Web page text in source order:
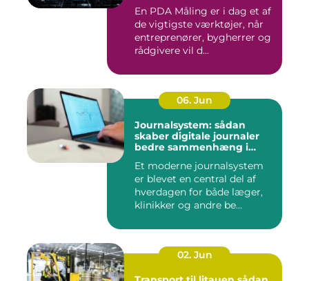
En PDA Måling er i dag et af
de vigtigste værktøjer, når
entreprenører, bygherrer og
rådgivere vil d...
06. Jun
Journalsystem: sådan
skaber digitale journaler
bedre sammenhæng i
Et moderne journalsystem
er blevet en central del af
hverdagen for både læger,
klinikker og andre be...
02. Jun